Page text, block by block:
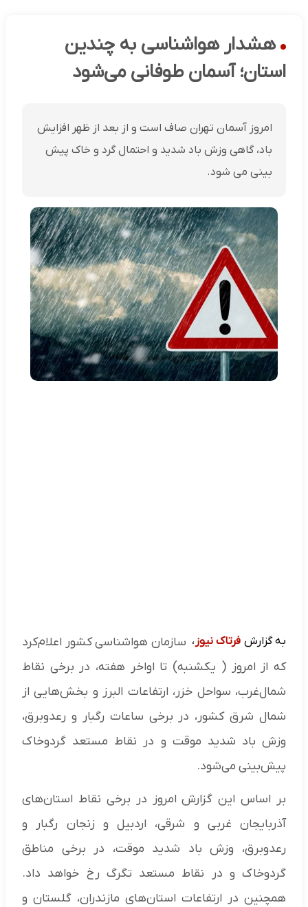
هشدار هواشناسی به چندین
استان؛ آسمان طوفانی می‌شود
امروز آسمان تهران صاف است و از بعد از ظهر افزایش
باد، گاهی وزش باد شدید و احتمال گرد و خاک پیش
بینی می شود.
به گزارش فرتاک نیوز ، سازمان هواشناسی کشور اعلام‌کرد
که از امروز ( یکشنبه) تا اواخر هفته، در برخی نقاط
شمال‌غرب، سواحل خزر، ارتفاعات البرز و بخش‌هایی از
شمال شرق کشور، در برخی ساعات رگبار و رعدوبرق،
وزش باد شدید موقت و در نقاط مستعد گردوخاک
پیش‌بینی می‌شود.
بر اساس این گزارش امروز در برخی نقاط استان‌های
آذربایجان غربی و شرقی، اردبیل و زنجان رگبار و
رعدوبرق، وزش باد شدید موقت، در برخی مناطق
گردوخاک و در نقاط مستعد تگرگ رخ خواهد داد.
همچنین در ارتفاعات استان‌های مازندران، گلستان و